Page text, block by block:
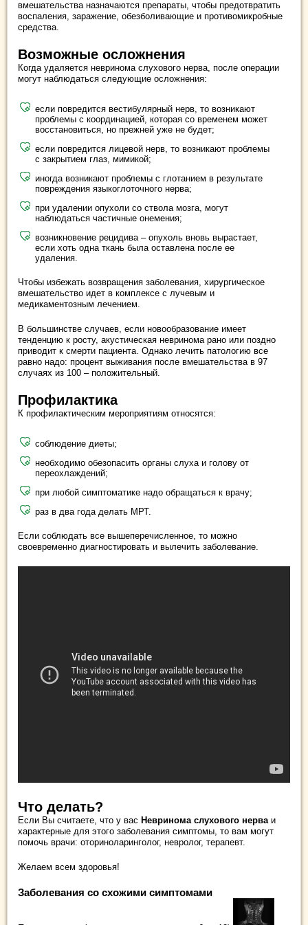
вмешательства назначаются препараты, чтобы предотвратить
воспаления, заражение, обезболивающие и противомикробные
средства.
Возможные осложнения
Когда удаляется невринома слухового нерва, после операции
могут наблюдаться следующие осложнения:
если повредится вестибулярный нерв, то возникают
проблемы с координацией, которая со временем может
восстановиться, но прежней уже не будет;
если повредится лицевой нерв, то возникают проблемы
с закрытием глаз, мимикой;
иногда возникают проблемы с глотанием в результате
повреждения языкоглоточного нерва;
при удалении опухоли со ствола мозга, могут
наблюдаться частичные онемения;
возникновение рецидива – опухоль вновь вырастает,
если хоть одна ткань была оставлена после ее
удаления.
Чтобы избежать возвращения заболевания, хирургическое
вмешательство идет в комплексе с лучевым и
медикаментозным лечением.
В большинстве случаев, если новообразование имеет
тенденцию к росту, акустическая невринома рано или поздно
приводит к смерти пациента. Однако лечить патологию все
равно надо: процент выживания после вмешательства в 97
случаях из 100 – положительный.
Профилактика
К профилактическим мероприятиям относятся:
соблюдение диеты;
необходимо обезопасить органы слуха и голову от
переохлаждений;
при любой симптоматике надо обращаться к врачу;
раз в два года делать МРТ.
Если соблюдать все вышеперечисленное, то можно
своевременно диагностировать и вылечить заболевание.
Что делать?
Если Вы считаете, что у вас Невринома слухового нерваи
характерные для этого заболевания симптомы, то вам могут
помочь врачи: оториноларинголог, невролог, терапевт.
Желаем всем здоровья!
Заболевания со схожими симптомами